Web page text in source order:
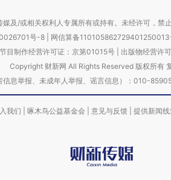
及/或相关权利人专属所有或持有。未经许可，禁
号-8 网信算备110105862729401250013
目制作经营许可证：京第01015号| 出版物经营许
Copyright 财新网 All Rights Reserved 版权所有
信息举报、未成年人举报、谣言信息）：010-
我们 啄木鸟公益基金会 意见与反馈 提供新闻